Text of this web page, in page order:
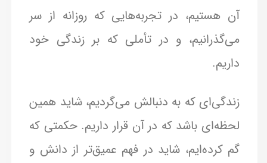
آن هستیم، در تجربه‌هایی که روزانه از سر
می‌گذرانیم، و در تأملی که بر زندگی خود
داریم.
زندگی‌ای که به دنبالش می‌گردیم، شاید همین
لحظه‌ای باشد که در آن قرار داریم. حکمتی که
گم کرده‌ایم، شاید در فهم عمیق‌تر از دانش و